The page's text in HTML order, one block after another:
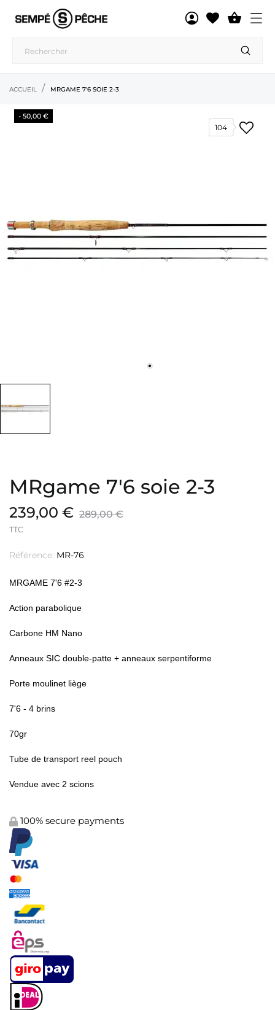

ACCUEIL MRGAME 7'6 SOIE 2-3
- 50,00 €
104
MRgame 7'6 soie 2-3
239,00 € 289,00 €
TTC
Référence: MR-76
MRGAME 7'6 #2-3
Action parabolique
Carbone HM Nano
Anneaux SIC double-patte + anneaux serpentiforme
Porte moulinet liège
7'6 - 4 brins
70gr
Tube de transport reel pouch
Vendue avec 2 scions
100% secure payments